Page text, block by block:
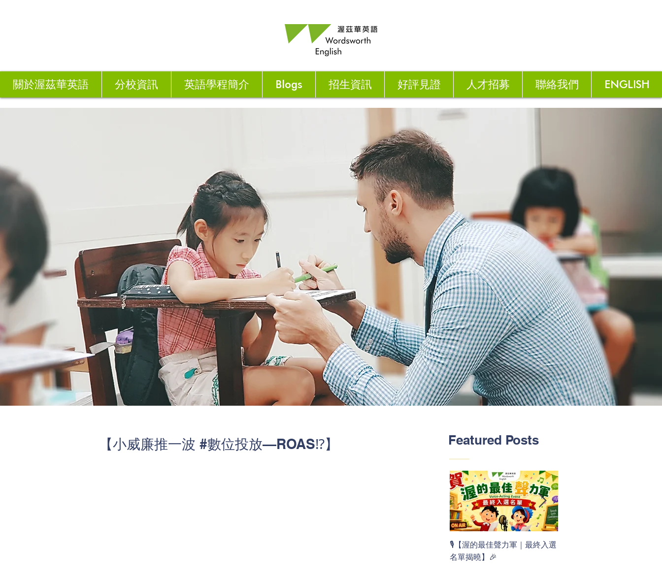
Featured Posts
🎙️【渥的最佳聲力軍｜最終入選
名單揭曉】🎉
【小威廉推一波 #數位投放—ROAS⁉️】
關於渥茲華英語 分校資訊 英語學程簡介 Blogs 招生資訊 好評見證 人才招募 聯絡我們 ENGLISH